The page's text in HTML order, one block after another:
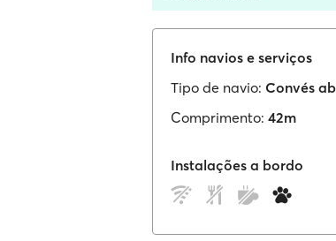
Info navios e serviços
Tipo de navio: Convés
Comprimento: 42m
Instalações a bordo